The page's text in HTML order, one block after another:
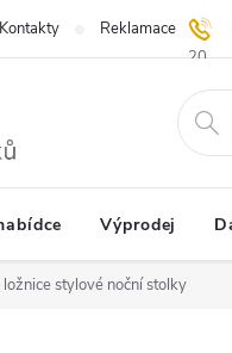
20
Kontakty Reklamace |
Výprodej
stylové noční stolky